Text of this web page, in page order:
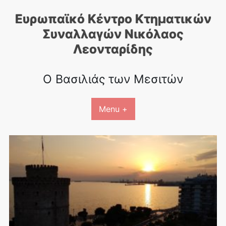
Ευρωπαϊκό Κέντρο Κτηματικών
Συναλλαγών Nικόλαος
Λεονταρίδης
Ο Βασιλιάς των Μεσιτών
Menu +